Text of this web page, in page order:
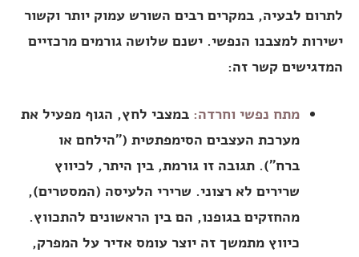
לתרום לבעיה, במקרים רבים השורש עמוק יותר וקשור
ישירות למצבנו הנפשי. ישנם שלושה גורמים מרכזיים
המדגישים קשר זה:
מתח נפשי וחרדה:במצבי לחץ, הגוף מפעיל את
מערכת העצבים הסימפתטית ("הילחם או
ברח"). תגובה זו גורמת, בין היתר, לכיווץ
שרירים לא רצוני. שרירי הלעיסה (המסטרים),
מהחזקים בגופנו, הם בין הראשונים להתכווץ.
כיווץ מתמשך זה יוצר עומס אדיר על המפרק,